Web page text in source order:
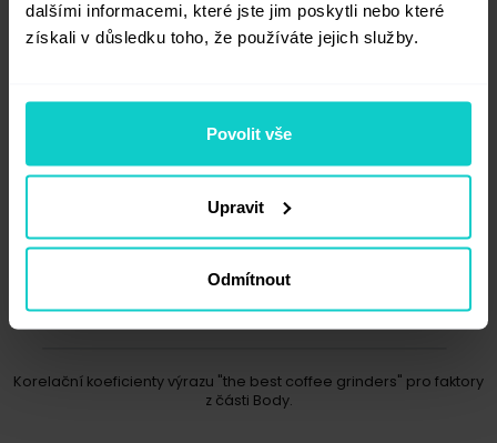
dalšími informacemi, které jste jim poskytli nebo které
získali v důsledku toho, že používáte jejich služby.
Povolit vše
Upravit
Odmítnout
Korelační koeficienty výrazu "the best coffee grinders" pro faktory
z části Body.